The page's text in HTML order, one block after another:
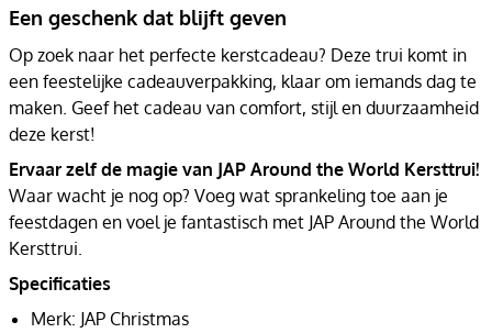
Een geschenk dat blijft geven
Op zoek naar het perfecte kerstcadeau? Deze trui komt in
een feestelijke cadeauverpakking, klaar om iemands dag te
maken. Geef het cadeau van comfort, stijl en duurzaamheid
deze kerst!
Ervaar zelf de magie van JAP Around the World Kersttrui!
Waar wacht je nog op? Voeg wat sprankeling toe aan je
feestdagen en voel je fantastisch met JAP Around the World
Kersttrui.
Specificaties
Merk: JAP Christmas